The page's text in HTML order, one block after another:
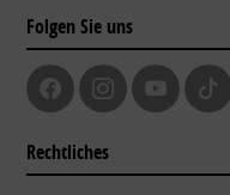
Folgen Sie uns
Rechtliches